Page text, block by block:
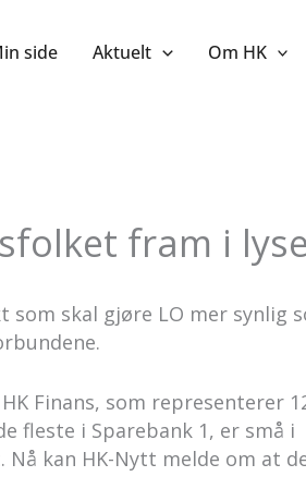
side Aktuelt Om HK
fram i
som skal gjøre LO mer synlig
Finans, som representerer
fleste i Sparebank 1, er små i
kan HK-Nytt melde om at